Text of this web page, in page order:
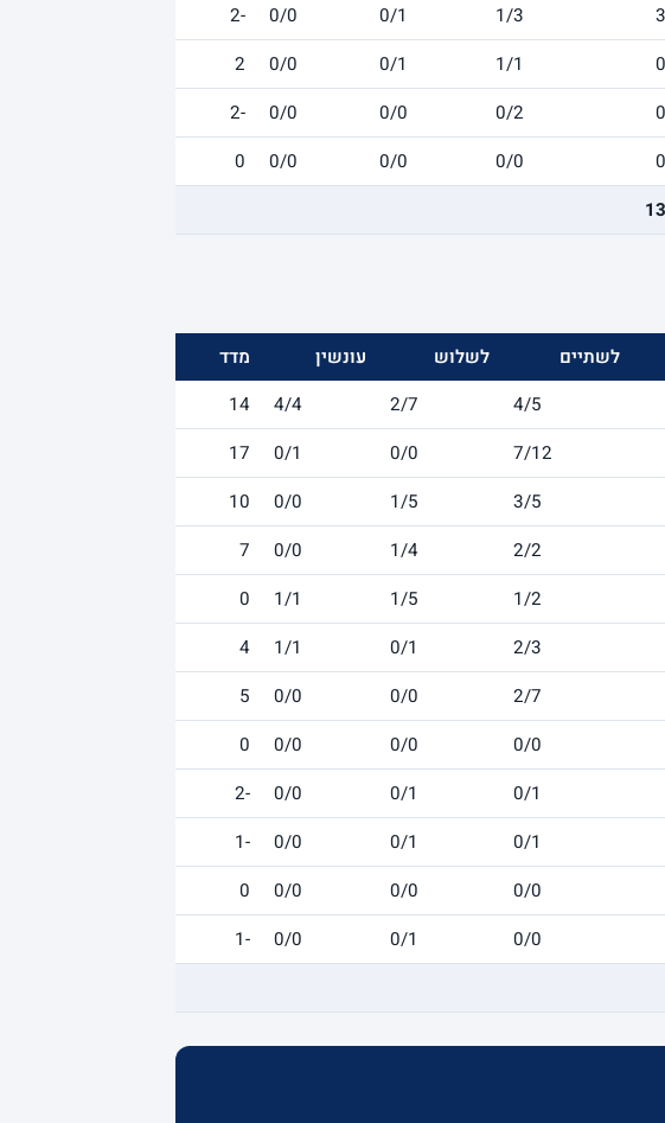
3
1/3
0/1
0/0
-2
0
1/1
0/1
0/0
2
0
0/2
0/0
0/0
-2
0
0/0
0/0
0/0
0
13
לשתיים לשלוש עונשין
מדד
4/5
2/7
4/4
14
7/12
0/0
0/1
17
3/5
1/5
0/0
10
2/2
1/4
0/0
7
1/2
1/5
1/1
0
2/3
0/1
1/1
4
2/7
0/0
0/0
5
0/0
0/0
0/0
0
0/1
0/1
0/0
-2
0/1
0/1
0/0
-1
0/0
0/0
0/0
0
0/0
0/1
0/0
-1